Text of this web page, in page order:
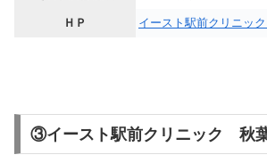
ＨＰ イースト駅前クリニッ
③イースト駅前クリニック 秋